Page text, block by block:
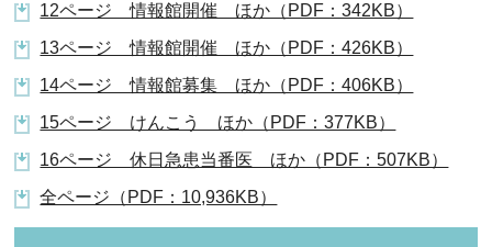
12ページ 情報館開催 ほか（PDF：342KB）
13ページ 情報館開催 ほか（PDF：426KB）
14ページ 情報館募集 ほか（PDF：406KB）
15ページ けんこう ほか（PDF：377KB）
16ページ 休日急患当番医 ほか（PDF：507KB）
全ページ（PDF：10,936KB）